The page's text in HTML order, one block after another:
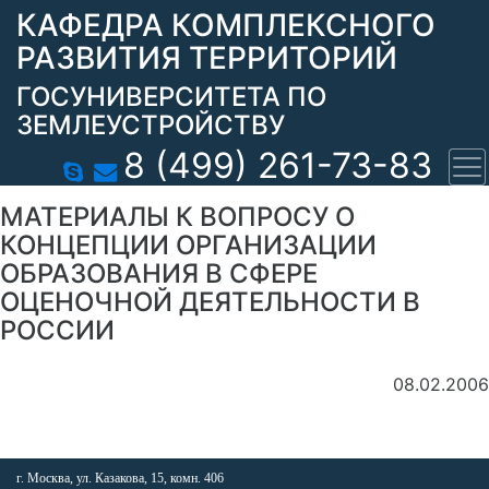
КАФЕДРА КОМПЛЕКСНОГО
РАЗВИТИЯ ТЕРРИТОРИЙ
ГОСУНИВЕРСИТЕТА ПО
ЗЕМЛЕУСТРОЙСТВУ
8 (499) 261-73-83
МАТЕРИАЛЫ К ВОПРОСУ О
КОНЦЕПЦИИ ОРГАНИЗАЦИИ
ОБРАЗОВАНИЯ В СФЕРЕ
ОЦЕНОЧНОЙ ДЕЯТЕЛЬНОСТИ В
РОССИИ
08.02.2006
г. Москва, ул. Казакова, 15, комн. 406